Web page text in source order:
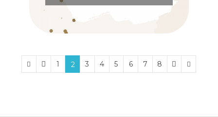
1 2 3 4 5 6 7 8